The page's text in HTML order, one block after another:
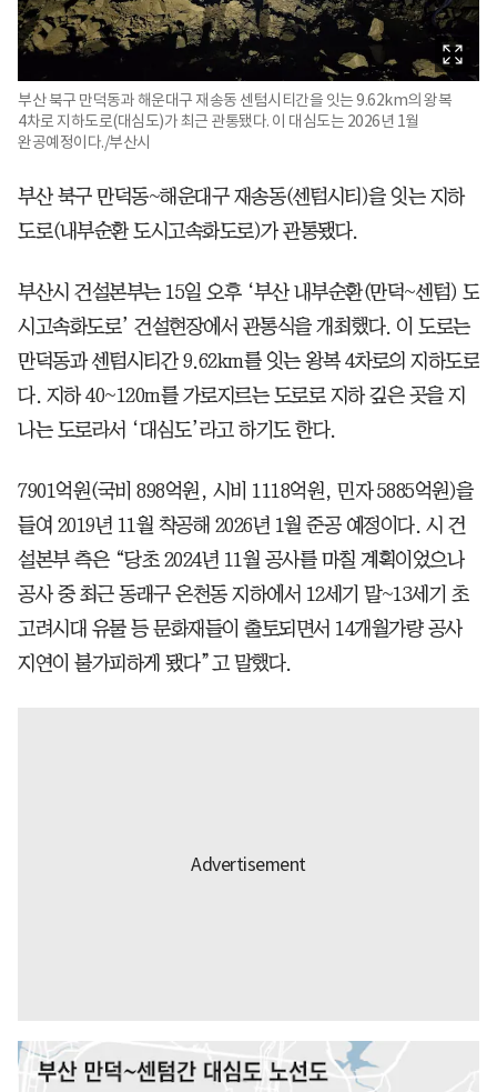
부산 북구 만덕동과 해운대구 재송동 센텀시티간을 잇는 9.62km의 왕복
4차로 지하도로(대심도)가 최근 관통됐다. 이 대심도는 2026년 1월
완공예정이다./부산시
부산 북구 만덕동~해운대구 재송동(센텀시티)을 잇는 지하
도로(내부순환 도시고속화도로)가 관통됐다.
부산시 건설본부는 15일 오후 ‘부산 내부순환(만덕~센텀) 도
시고속화도로’ 건설현장에서 관통식을 개최했다. 이 도로는
만덕동과 센텀시티간 9.62km를 잇는 왕복 4차로의 지하도로
다. 지하 40~120m를 가로지르는 도로로 지하 깊은 곳을 지
나는 도로라서 ‘대심도’라고 하기도 한다.
7901억원(국비 898억원, 시비 1118억원, 민자 5885억원)을
들여 2019년 11월 착공해 2026년 1월 준공 예정이다. 시 건
설본부 측은 “당초 2024년 11월 공사를 마칠 계획이었으나
공사 중 최근 동래구 온천동 지하에서 12세기 말~13세기 초
고려시대 유물 등 문화재들이 출토되면서 14개월가량 공사
지연이 불가피하게 됐다”고 말했다.